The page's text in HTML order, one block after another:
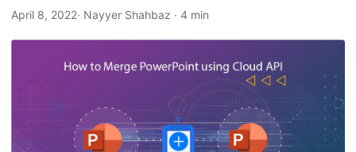
a
t
April 8, 2022· Nayyer Shahbaz · 4 min